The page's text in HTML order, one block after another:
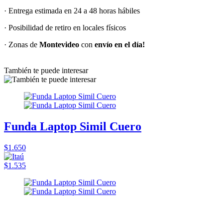
· Entrega estimada en 24 a 48 horas hábiles
· Posibilidad de retiro en locales físicos
· Zonas de Montevideo con envío en el día!
También te puede interesar
Funda Laptop Simil Cuero
$1.650
$1.535